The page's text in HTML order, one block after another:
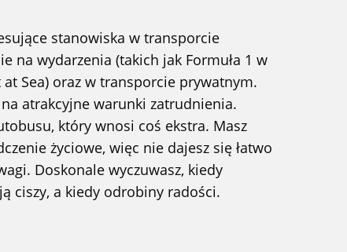
stanowiska w transporcie
na wydarzenia (takich jak Formuła 1 w
Sea) oraz w transporcie prywatnym.
atrakcyjne warunki zatrudnienia.
który wnosi coś ekstra. Masz
życiowe, więc nie dajesz się łatwo
Doskonale wyczuwasz, kiedy
ciszy, a kiedy odrobiny radości.